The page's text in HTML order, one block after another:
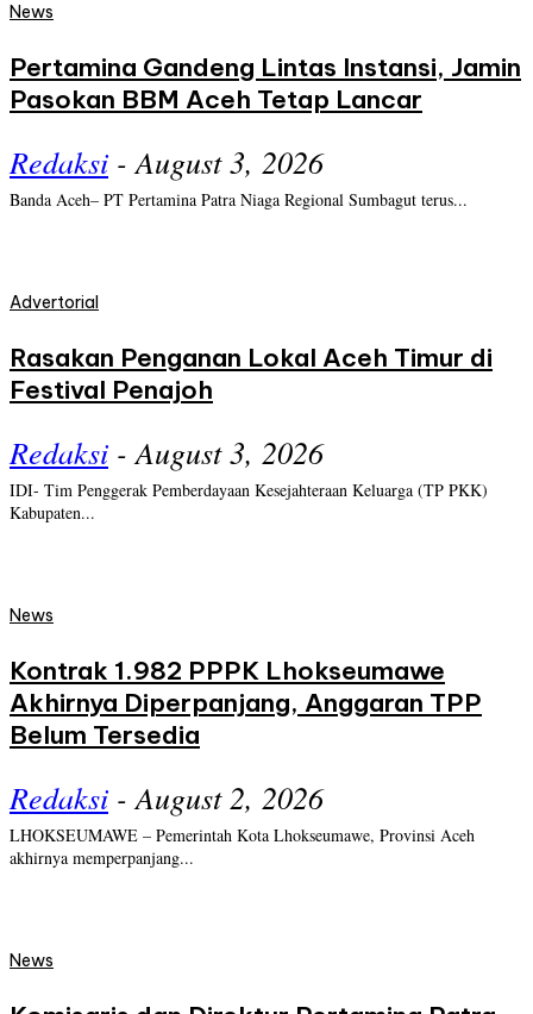
News
Pertamina Gandeng Lintas Instansi, Jamin
Pasokan BBM Aceh Tetap Lancar
Redaksi - August 3, 2026
Banda Aceh– PT Pertamina Patra Niaga Regional Sumbagut terus...
Advertorial
Rasakan Penganan Lokal Aceh Timur di
Festival Penajoh
Redaksi - August 3, 2026
IDI- Tim Penggerak Pemberdayaan Kesejahteraan Keluarga (TP PKK)
Kabupaten...
News
Kontrak 1.982 PPPK Lhokseumawe
Akhirnya Diperpanjang, Anggaran TPP
Belum Tersedia
Redaksi - August 2, 2026
LHOKSEUMAWE – Pemerintah Kota Lhokseumawe, Provinsi Aceh
akhirnya memperpanjang...
News